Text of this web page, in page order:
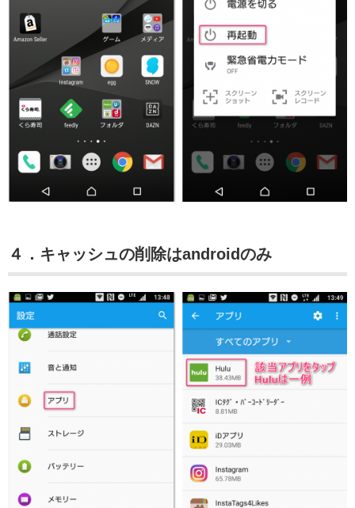
４．キャッシュの削除はandroidのみ